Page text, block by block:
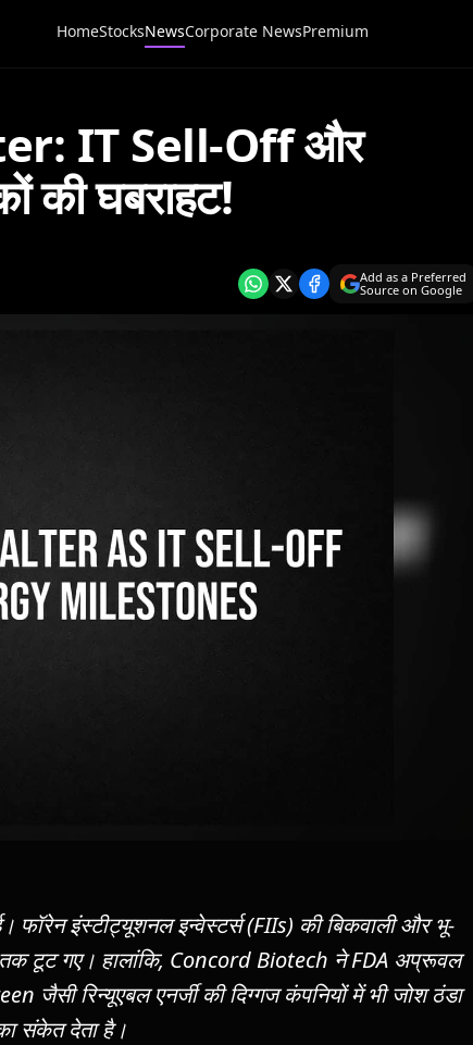
HomeStocksNewsCorporate NewsPremium
IT Sell-Off और
की घबराहट!
Add as a Preferred
Source on Google
फॉरेन इंस्टीट्यूशनल इन्वेस्टर्स (FIIs) की बिकवाली और भू-
टूट गए। हालांकि, Concord Biotech ने FDA अप्रूवल
जैसी रिन्यूएबल एनर्जी की दिग्गज कंपनियों में भी जोश ठंडा
संकेत देता है।